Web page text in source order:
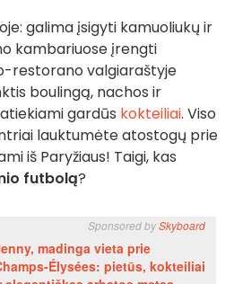
galima įsigyti kamuoliukų ir
kambariuose įrengti
restorano valgiaraštyje
boulingą, nachos ir
gardūs kokteiliai. Viso
lauktumėte atostogų prie
iš Paryžiaus! Taigi, kas
futbolą?